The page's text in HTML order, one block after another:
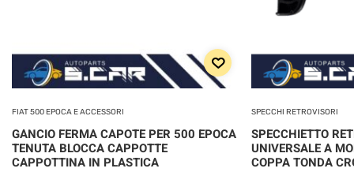
FIAT 500 EPOCA E ACCESSORI
GANCIO FERMA CAPOTE PER 500 EPOCA
TENUTA BLOCCA CAPPOTTE
CAPPOTTINA IN PLASTICA
SPECCHI RETROVISORI
SPECCHIETTO
UNIVERSALE A
COPPA TONDA